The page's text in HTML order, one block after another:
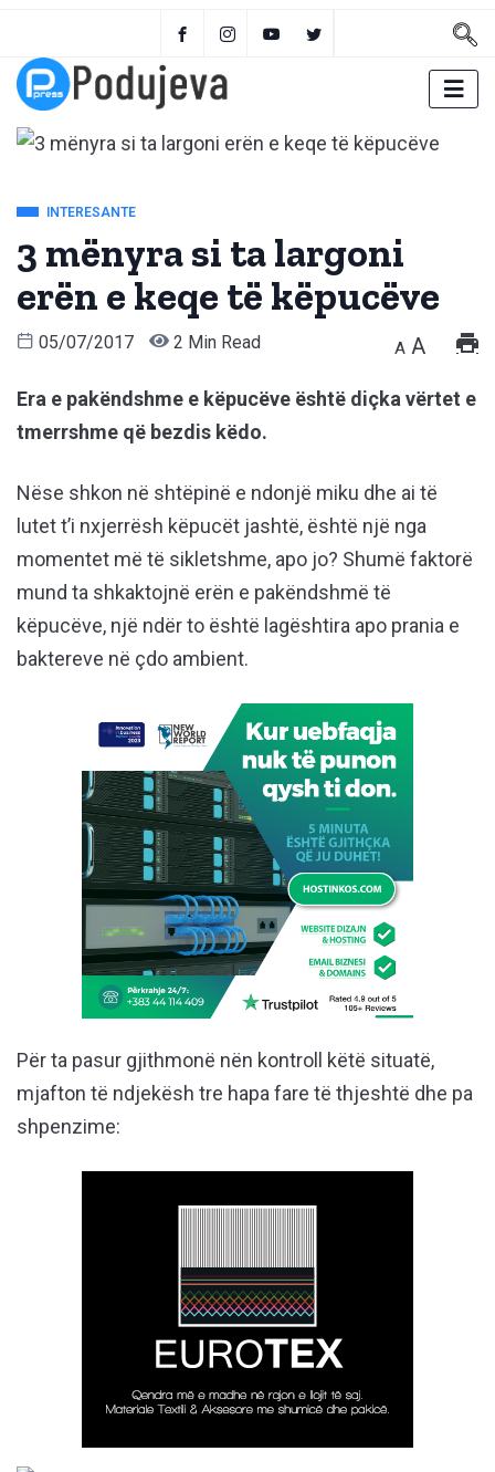
INTERESANTE
3 mënyra si ta largoni
erën e keqe të këpucëve
05/07/2017 2 Min Read A A
Era e pakëndshme e këpucëve është diçka vërtet e
tmerrshme që bezdis këdo.
Nëse shkon në shtëpinë e ndonjë miku dhe ai të
lutet t’i nxjerrësh këpucët jashtë, është një nga
momentet më të sikletshme, apo jo? Shumë faktorë
mund ta shkaktojnë erën e pakëndshmë të
këpucëve, një ndër to është lagështira apo prania e
baktereve në çdo ambient.
Për ta pasur gjithmonë nën kontroll këtë situatë,
mjafton të ndjekësh tre hapa fare të thjeshtë dhe pa
shpenzime: